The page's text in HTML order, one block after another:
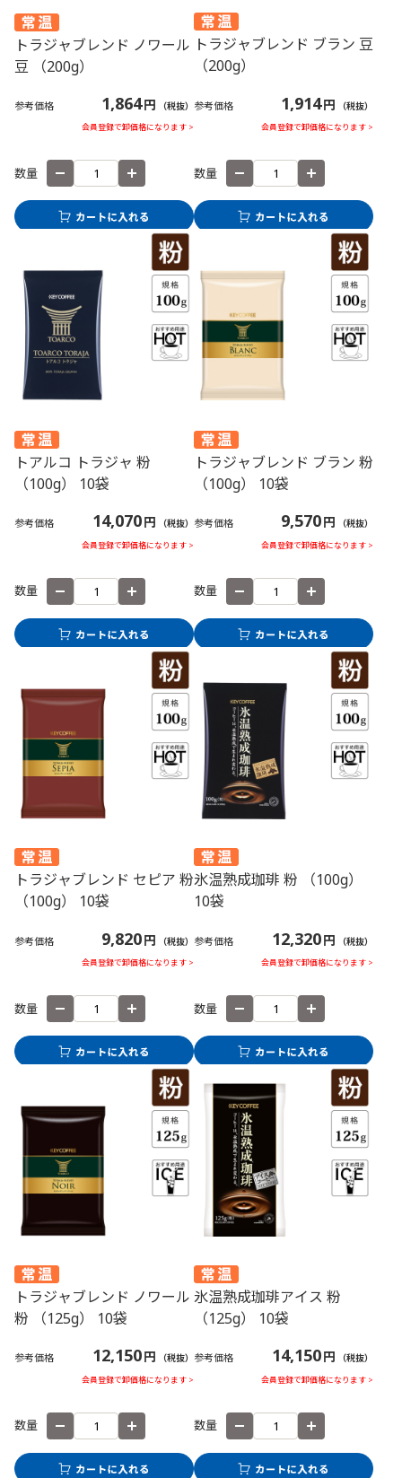
トラジャブレンド ノワール
豆 （200g）
参考価格 1,864円 （税抜）
会員登録で卸価格になります >
数量
トラジャブレンド ブラン 豆
（200g）
参考価格 1,914円 （税抜）
会員登録で卸価格になります >
数量
トアルコ トラジャ 粉
（100g） 10袋
参考価格 14,070円 （税抜）
会員登録で卸価格になります >
数量
トラジャブレンド ブラン 粉
（100g） 10袋
参考価格 9,570円 （税抜）
会員登録で卸価格になります >
数量
トラジャブレンド セピア 粉
（100g） 10袋
参考価格 9,820円 （税抜）
会員登録で卸価格になります >
数量
氷温熟成珈琲 粉 （100g）
10袋
参考価格 12,320円 （税抜）
会員登録で卸価格になります >
数量
トラジャブレンド ノワール
粉 （125g） 10袋
参考価格 12,150円 （税抜）
会員登録で卸価格になります >
数量
氷温熟成珈琲アイス 粉
（125g） 10袋
参考価格 14,150円 （税抜）
会員登録で卸価格になります >
数量